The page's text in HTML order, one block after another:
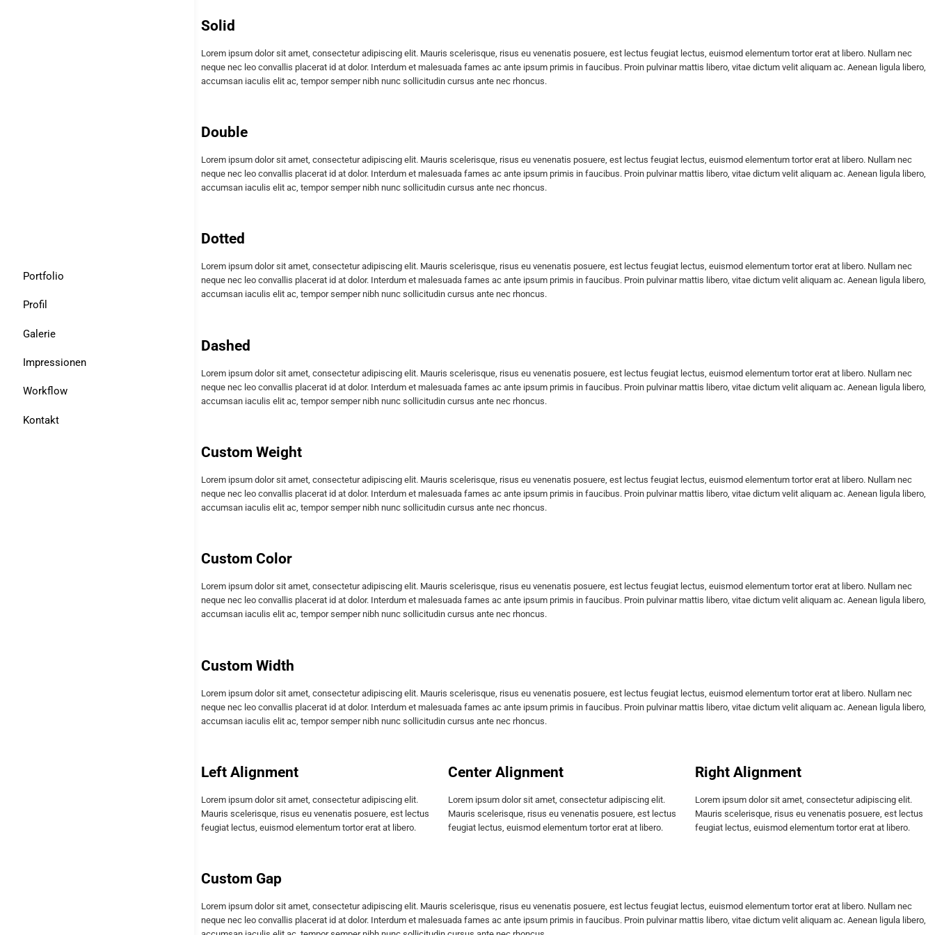
Portfolio
Profil
Galerie
Impressionen
Workflow
Kontakt
Solid
Lorem ipsum dolor sit amet, consectetur adipiscing elit. Mauris scelerisque, risus eu venenatis posuere, est lectus feugiat lectus, euismod elementum tortor erat at libero. Nullam nec
neque nec leo convallis placerat id at dolor. Interdum et malesuada fames ac ante ipsum primis in faucibus. Proin pulvinar mattis libero, vitae dictum velit aliquam ac. Aenean ligula libero,
accumsan iaculis elit ac, tempor semper nibh nunc sollicitudin cursus ante nec rhoncus.
Double
Lorem ipsum dolor sit amet, consectetur adipiscing elit. Mauris scelerisque, risus eu venenatis posuere, est lectus feugiat lectus, euismod elementum tortor erat at libero. Nullam nec
neque nec leo convallis placerat id at dolor. Interdum et malesuada fames ac ante ipsum primis in faucibus. Proin pulvinar mattis libero, vitae dictum velit aliquam ac. Aenean ligula libero,
accumsan iaculis elit ac, tempor semper nibh nunc sollicitudin cursus ante nec rhoncus.
Dotted
Lorem ipsum dolor sit amet, consectetur adipiscing elit. Mauris scelerisque, risus eu venenatis posuere, est lectus feugiat lectus, euismod elementum tortor erat at libero. Nullam nec
neque nec leo convallis placerat id at dolor. Interdum et malesuada fames ac ante ipsum primis in faucibus. Proin pulvinar mattis libero, vitae dictum velit aliquam ac. Aenean ligula libero,
accumsan iaculis elit ac, tempor semper nibh nunc sollicitudin cursus ante nec rhoncus.
Dashed
Lorem ipsum dolor sit amet, consectetur adipiscing elit. Mauris scelerisque, risus eu venenatis posuere, est lectus feugiat lectus, euismod elementum tortor erat at libero. Nullam nec
neque nec leo convallis placerat id at dolor. Interdum et malesuada fames ac ante ipsum primis in faucibus. Proin pulvinar mattis libero, vitae dictum velit aliquam ac. Aenean ligula libero,
accumsan iaculis elit ac, tempor semper nibh nunc sollicitudin cursus ante nec rhoncus.
Custom Weight
Lorem ipsum dolor sit amet, consectetur adipiscing elit. Mauris scelerisque, risus eu venenatis posuere, est lectus feugiat lectus, euismod elementum tortor erat at libero. Nullam nec
neque nec leo convallis placerat id at dolor. Interdum et malesuada fames ac ante ipsum primis in faucibus. Proin pulvinar mattis libero, vitae dictum velit aliquam ac. Aenean ligula libero,
accumsan iaculis elit ac, tempor semper nibh nunc sollicitudin cursus ante nec rhoncus.
Custom Color
Lorem ipsum dolor sit amet, consectetur adipiscing elit. Mauris scelerisque, risus eu venenatis posuere, est lectus feugiat lectus, euismod elementum tortor erat at libero. Nullam nec
neque nec leo convallis placerat id at dolor. Interdum et malesuada fames ac ante ipsum primis in faucibus. Proin pulvinar mattis libero, vitae dictum velit aliquam ac. Aenean ligula libero,
accumsan iaculis elit ac, tempor semper nibh nunc sollicitudin cursus ante nec rhoncus.
Custom Width
Lorem ipsum dolor sit amet, consectetur adipiscing elit. Mauris scelerisque, risus eu venenatis posuere, est lectus feugiat lectus, euismod elementum tortor erat at libero. Nullam nec
neque nec leo convallis placerat id at dolor. Interdum et malesuada fames ac ante ipsum primis in faucibus. Proin pulvinar mattis libero, vitae dictum velit aliquam ac. Aenean ligula libero,
accumsan iaculis elit ac, tempor semper nibh nunc sollicitudin cursus ante nec rhoncus.
Left Alignment
Lorem ipsum dolor sit amet, consectetur adipiscing elit.
Mauris scelerisque, risus eu venenatis posuere, est lectus
feugiat lectus, euismod elementum tortor erat at libero.
Center Alignment
Lorem ipsum dolor sit amet, consectetur adipiscing elit.
Mauris scelerisque, risus eu venenatis posuere, est lectus
feugiat lectus, euismod elementum tortor erat at libero.
Right Alignment
Lorem ipsum dolor sit amet, consectetur adipiscing elit.
Mauris scelerisque, risus eu venenatis posuere, est lectus
feugiat lectus, euismod elementum tortor erat at libero.
Custom Gap
Lorem ipsum dolor sit amet, consectetur adipiscing elit. Mauris scelerisque, risus eu venenatis posuere, est lectus feugiat lectus, euismod elementum tortor erat at libero. Nullam nec
neque nec leo convallis placerat id at dolor. Interdum et malesuada fames ac ante ipsum primis in faucibus. Proin pulvinar mattis libero, vitae dictum velit aliquam ac. Aenean ligula libero,